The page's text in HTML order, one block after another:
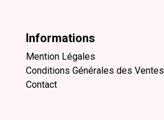
Informations
Mention Légales
Conditions Générales des Ventes
Contact